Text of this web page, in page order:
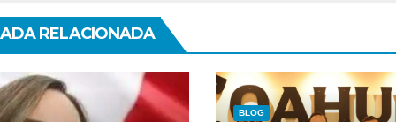
RELACIONADA
BLOG